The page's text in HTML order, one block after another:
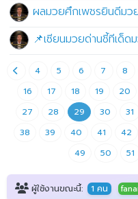
ผลมวยศึกเพชรยินดีมว
📌เซียนมวยด่านชี้ทีเด็
4 5 6 7 8
16
17 18 19 20
27
28 29 30 31
38
39 40 41 42
49
50 51
ผู้ใช้งานขณะนี้: 1 คน